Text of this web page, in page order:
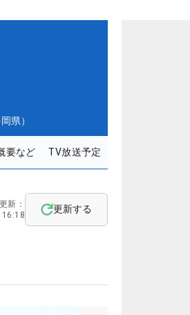
県）
要など TV放送予定
新：
16:18
更新する